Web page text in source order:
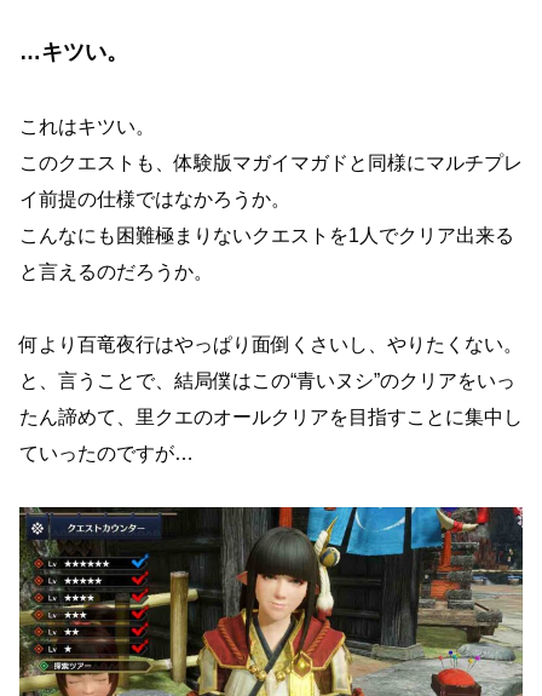
…キツい。
これはキツい。
このクエストも、体験版マガイマガドと同様にマルチプレ
イ前提の仕様ではなかろうか。
こんなにも困難極まりないクエストを1人でクリア出来る
と言えるのだろうか。
何より百竜夜行はやっぱり面倒くさいし、やりたくない。
と、言うことで、結局僕はこの“青いヌシ”のクリアをいっ
たん諦めて、里クエのオールクリアを目指すことに集中し
ていったのですが…